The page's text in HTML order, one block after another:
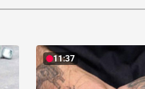
11:37